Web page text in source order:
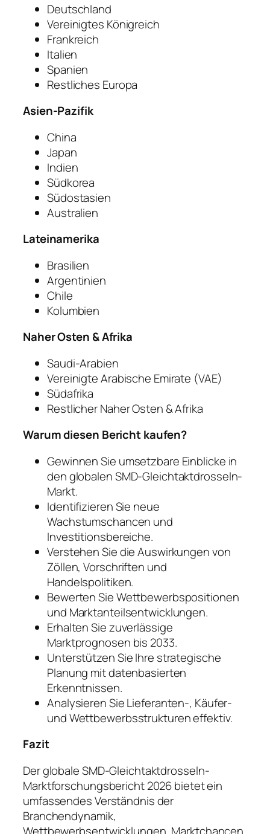
Deutschland
Vereinigtes Königreich
Frankreich
Italien
Spanien
Restliches Europa
Asien-Pazifik
China
Japan
Indien
Südkorea
Südostasien
Australien
Lateinamerika
Brasilien
Argentinien
Chile
Kolumbien
Naher Osten & Afrika
Saudi-Arabien
Vereinigte Arabische Emirate (VAE)
Südafrika
Restlicher Naher Osten & Afrika
Warum diesen Bericht kaufen?
Gewinnen Sie umsetzbare Einblicke in
den globalen SMD-Gleichtaktdrosseln-
Markt.
Identifizieren Sie neue
Wachstumschancen und
Investitionsbereiche.
Verstehen Sie die Auswirkungen von
Zöllen, Vorschriften und
Handelspolitiken.
Bewerten Sie Wettbewerbspositionen
und Marktanteilsentwicklungen.
Erhalten Sie zuverlässige
Marktprognosen bis 2033.
Unterstützen Sie Ihre strategische
Planung mit datenbasierten
Erkenntnissen.
Analysieren Sie Lieferanten-, Käufer-
und Wettbewerbsstrukturen effektiv.
Fazit
Der globale SMD-Gleichtaktdrosseln-
Marktforschungsbericht 2026 bietet ein
umfassendes Verständnis der
Branchendynamik,